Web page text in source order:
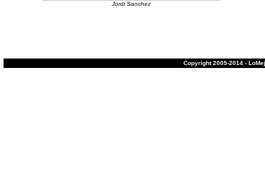
Jordi Sanchez
Copyright 2005-2014 -